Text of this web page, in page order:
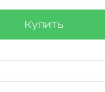
Купить